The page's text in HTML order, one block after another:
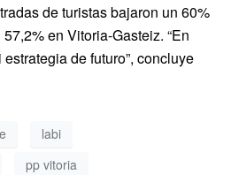
de turistas bajaron un 60%
en Vitoria-Gasteiz. “En
de futuro”, concluye
labi
pp vitoria